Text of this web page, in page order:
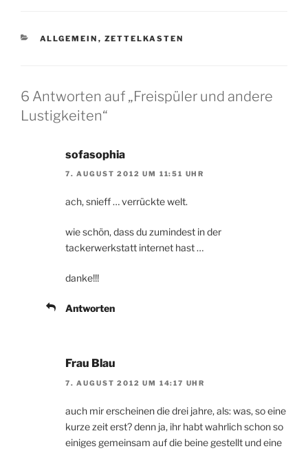
KATEGORIEN
ALLGEMEIN , ZETTELKASTEN
6 Antworten auf „Freispüler und andere
Lustigkeiten“
sofasophia
7. AUGUST 2012 UM 11:51 UHR
ach, snieff … verrückte welt.
wie schön, dass du zumindest in der
tackerwerkstatt internet hast …
danke!!!
Antworten
Frau Blau
7. AUGUST 2012 UM 14:17 UHR
auch mir erscheinen die drei jahre, als: was, so eine
kurze zeit erst? denn ja, ihr habt wahrlich schon so
einiges gemeinsam auf die beine gestellt und eine